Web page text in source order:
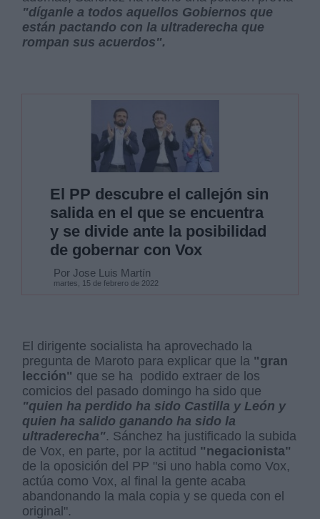
"díganle a todos aquellos Gobiernos que
están pactando con la ultraderecha que
rompan sus acuerdos".
El PP descubre el callejón sin
salida en el que se encuentra
y se divide ante la posibilidad
de gobernar con Vox
Por Jose Luis Martín
martes, 15 de febrero de 2022
El dirigente socialista ha aprovechado la
pregunta de Maroto para explicar que la "gran
lección" que se ha podido extraer de los
comicios del pasado domingo ha sido que
"quien ha perdido ha sido Castilla y León y
quien ha salido ganando ha sido la
ultraderecha". Sánchez ha justificado la subida
de Vox, en parte, por la actitud "negacionista"
de la oposición del PP "si uno habla como Vox,
actúa como Vox, al final la gente acaba
abandonando la mala copia y se queda con el
original".